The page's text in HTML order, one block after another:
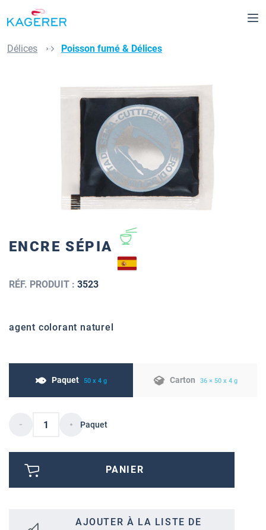
Passer au contenu principal
Délices Poisson fumé & Délices
ENCRE SÉPIA
RÉF. PRODUIT : 3523
agent colorant naturel
Paquet 50 x 4 g Carton 36 × 50 x 4 g
Paquet
PANIER
AJOUTER À LA LISTE DE